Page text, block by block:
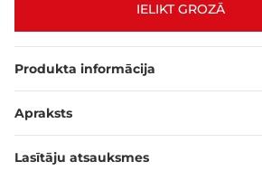
IELIKT GROZĀ
Produkta informācija
Apraksts
Lasītāju atsauksmes